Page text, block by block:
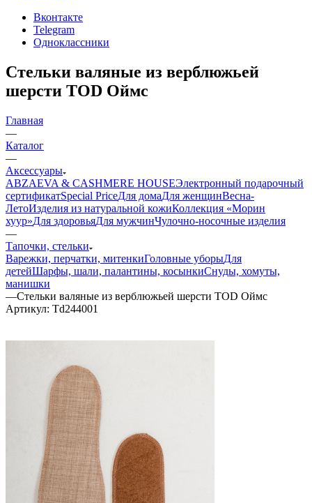
Вконтакте
Telegram
Одноклассники
Стельки валяные из верблюжьей
шерсти TOD Оймс
Главная
—
Каталог
—
Аксессуары
ABZAEVA & CASHMERE HOUSEЭлектронный подарочный
сертификатSpecial PriceДля домаДля женщинВесна-
ЛетоИзделия из натуральной кожиКоллекция «Морин
хуур»Для здоровьяДля мужчинЧулочно-носочные изделия
—
Тапочки, стельки
Варежки, перчатки, митенкиГоловные уборыДля
детейШарфы, шали, палантины, косынкиСнуды, хомуты,
манишки
—Стельки валяные из верблюжьей шерсти TOD Оймс
Артикул: Td244001